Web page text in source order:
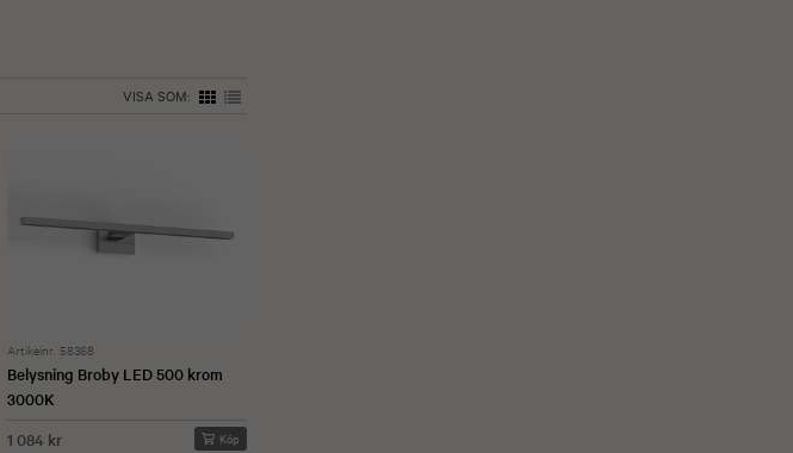
VISA SOM:
Artikelnr. 58368
Belysning Broby LED 500 krom
3000K
1 084 kr
Köp